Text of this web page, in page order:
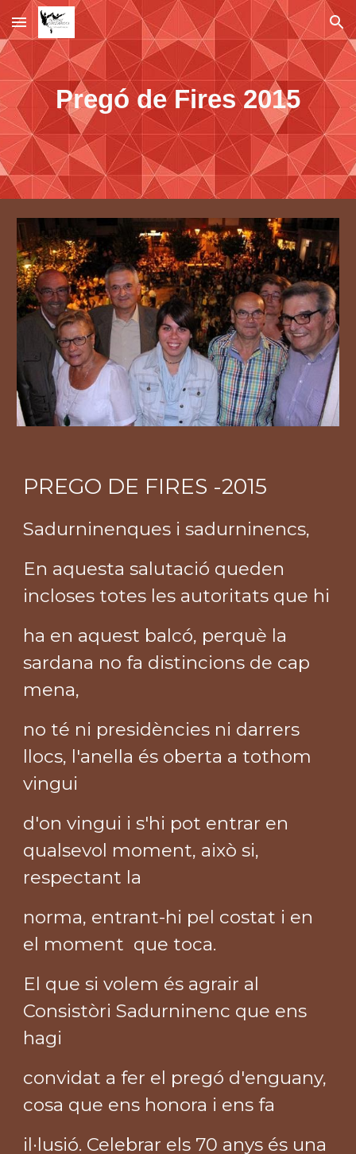
Skip to main content Skip to navigation
Pregó de Fires 2015
PREGO DE FIRES -2015
Sadurninenques i sadurninencs,
En aquesta salutació queden
incloses totes les autoritats que hi
ha en aquest balcó, perquè la
sardana no fa distincions de cap
mena,
no té ni presidències ni darrers
llocs, l'anella és oberta a tothom
vingui
d'on vingui i s'hi pot entrar en
qualsevol moment, això si,
respectant la
norma, entrant-hi pel costat i en
el moment que toca.
El que si volem és agrair al
Consistòri Sadurninenc que ens
hagi
convidat a fer el pregó d'enguany,
cosa que ens honora i ens fa
il·lusió. Celebrar els 70 anys és una